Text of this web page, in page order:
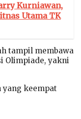
Kurniawan,
Utama TK
tampil membawa
Olimpiade, yakni
keempat